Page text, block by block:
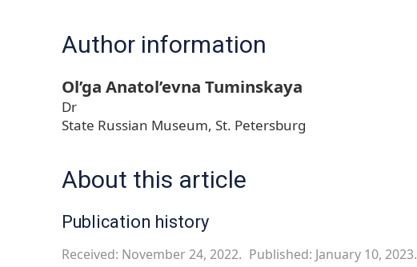
Author information
Ol’ga Anatol’evna Tuminskaya
Dr
State Russian Museum, St. Petersburg
About this article
Publication history
Received: November 24, 2022. Published: January 10, 2023.